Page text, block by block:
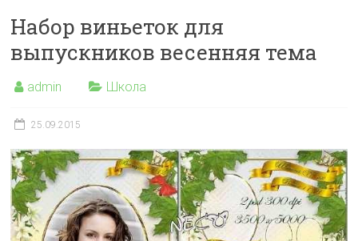
Набор виньеток для
выпускников весенняя тема
admin Школа
25.09.2015